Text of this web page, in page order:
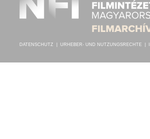
DATENSCHUTZ URHEBER- UND NUTZUNGSRECHTE